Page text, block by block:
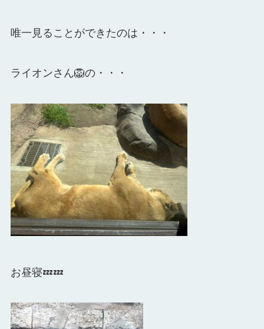
唯一見ることができたのは・・・
ライオンさん🦁の・・・
お昼寝💤💤